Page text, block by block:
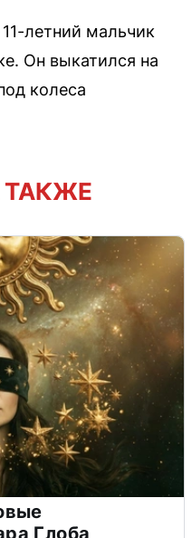
летний мальчик
Он выкатился на
колеса
ТАКЖЕ